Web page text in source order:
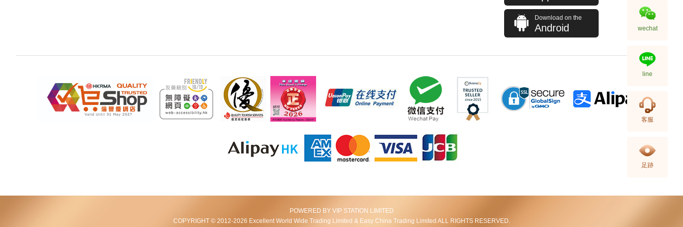
Download on the
Android
POWERED BY VIP STATION LIMITED
COPYRIGHT © 2012-2026 Excellent World Wide Trading Limited & Easy China Trading Limited ALL RIGHTS RESERVED.
wechat
line
客服
足跡